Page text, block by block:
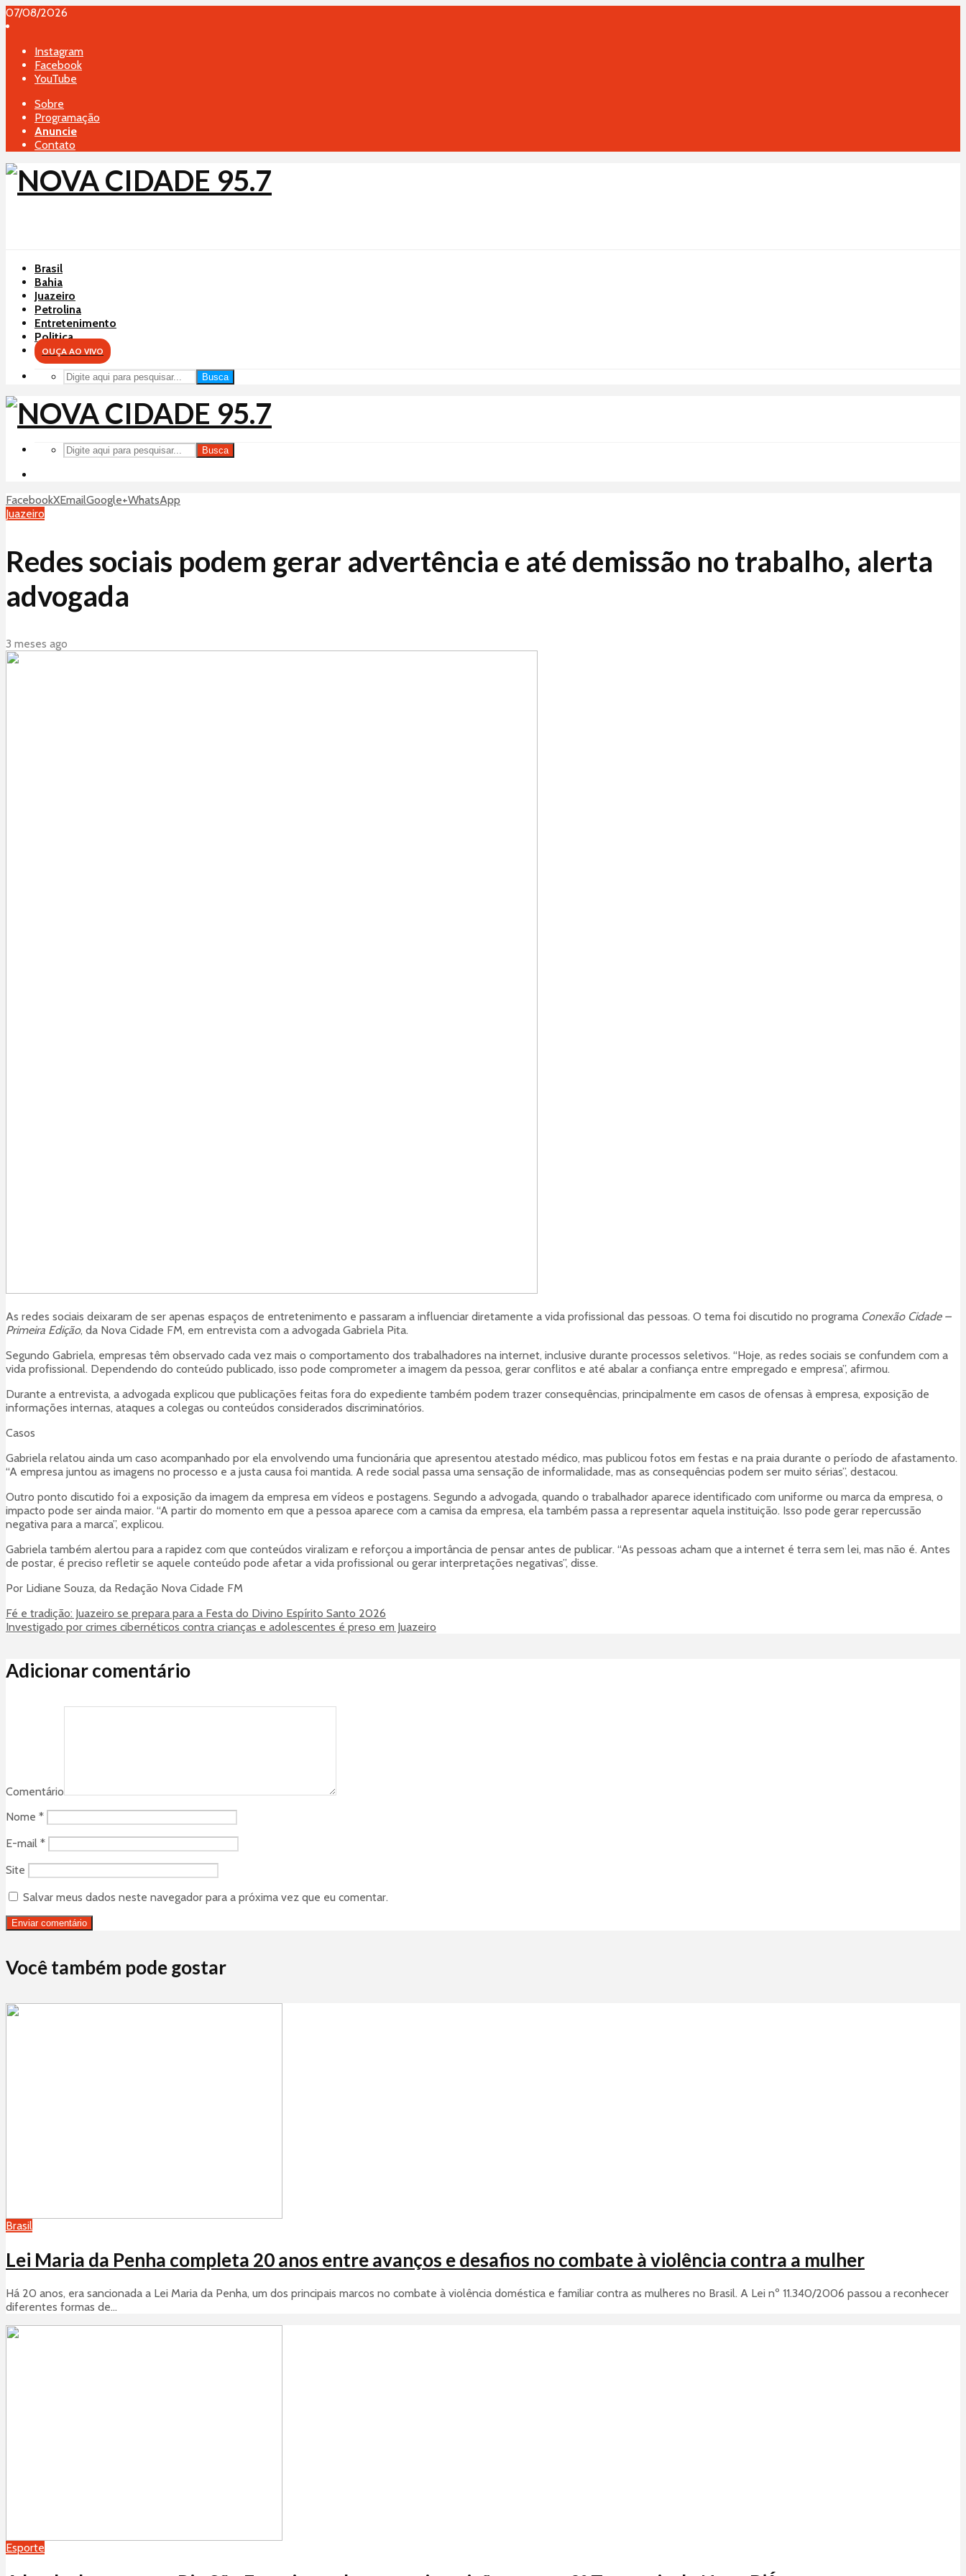
o
conteúdo
07/08/2026
Instagram
Facebook
YouTube
Sobre
Programação
Anuncie
Contato
Brasil
Bahia
Juazeiro
Petrolina
Entretenimento
Politica
OUÇA AO VIVO
Busca
Busca
FacebookXEmailGoogle+WhatsApp
Juazeiro
Redes sociais podem gerar advertência e até demissão no trabalho, alerta
advogada
3 meses ago
As redes sociais deixaram de ser apenas espaços de entretenimento e passaram a influenciar diretamente a vida profissional das pessoas. O tema foi discutido no programa Conexão Cidade –
Primeira Edição, da Nova Cidade FM, em entrevista com a advogada Gabriela Pita.
Segundo Gabriela, empresas têm observado cada vez mais o comportamento dos trabalhadores na internet, inclusive durante processos seletivos. “Hoje, as redes sociais se confundem com a
vida profissional. Dependendo do conteúdo publicado, isso pode comprometer a imagem da pessoa, gerar conflitos e até abalar a confiança entre empregado e empresa”, afirmou.
Durante a entrevista, a advogada explicou que publicações feitas fora do expediente também podem trazer consequências, principalmente em casos de ofensas à empresa, exposição de
informações internas, ataques a colegas ou conteúdos considerados discriminatórios.
Casos
Gabriela relatou ainda um caso acompanhado por ela envolvendo uma funcionária que apresentou atestado médico, mas publicou fotos em festas e na praia durante o período de afastamento.
“A empresa juntou as imagens no processo e a justa causa foi mantida. A rede social passa uma sensação de informalidade, mas as consequências podem ser muito sérias”, destacou.
Outro ponto discutido foi a exposição da imagem da empresa em vídeos e postagens. Segundo a advogada, quando o trabalhador aparece identificado com uniforme ou marca da empresa, o
impacto pode ser ainda maior. “A partir do momento em que a pessoa aparece com a camisa da empresa, ela também passa a representar aquela instituição. Isso pode gerar repercussão
negativa para a marca”, explicou.
Gabriela também alertou para a rapidez com que conteúdos viralizam e reforçou a importância de pensar antes de publicar. “As pessoas acham que a internet é terra sem lei, mas não é. Antes
de postar, é preciso refletir se aquele conteúdo pode afetar a vida profissional ou gerar interpretações negativas”, disse.
Por Lidiane Souza, da Redação Nova Cidade FM
Fé e tradição: Juazeiro se prepara para a Festa do Divino Espírito Santo 2026
Investigado por crimes cibernéticos contra crianças e adolescentes é preso em Juazeiro
Adicionar comentário
Comentário
Nome *
E-mail *
Site
Salvar meus dados neste navegador para a próxima vez que eu comentar.
Você também pode gostar
Brasil
Lei Maria da Penha completa 20 anos entre avanços e desafios no combate à violência contra a mulher
Há 20 anos, era sancionada a Lei Maria da Penha, um dos principais marcos no combate à violência doméstica e familiar contra as mulheres no Brasil. A Lei nº 11.340/2006 passou a reconhecer
diferentes formas de...
Esporte